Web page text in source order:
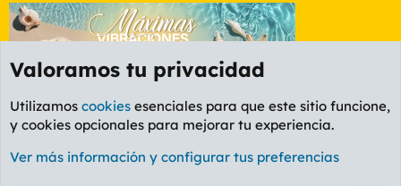
Etiquetas
Cookies
PL OLDSTYLE AMARILLO
Valoramos tu privacidad
Utilizamos cookies esenciales para que este sitio funcione,
y cookies opcionales para mejorar tu experiencia.
Ver más información y configurar tus preferencias